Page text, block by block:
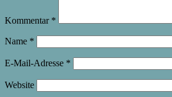
Kommentar *
Name *
E-Mail-Adresse *
Website